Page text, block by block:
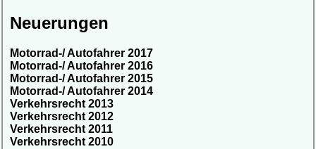
Neuerungen
Motorrad-/ Autofahrer 2017
Motorrad-/ Autofahrer 2016
Motorrad-/ Autofahrer 2015
Motorrad-/ Autofahrer 2014
Verkehrsrecht 2013
Verkehrsrecht 2012
Verkehrsrecht 2011
Verkehrsrecht 2010